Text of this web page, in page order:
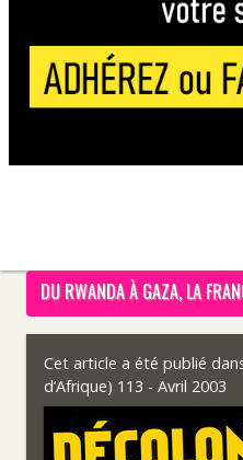
DU RWANDA À GAZA, LA
Cet article a été publié
d’Afrique) 113 - Avril 2003